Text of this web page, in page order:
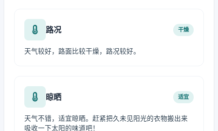
路况 干燥
天气较好，路面比较干燥，路况较好。
晾晒 适宜
天气不错，适宜晾晒。赶紧把久未见阳光的衣物搬出来
吸收一下太阳的味道吧！